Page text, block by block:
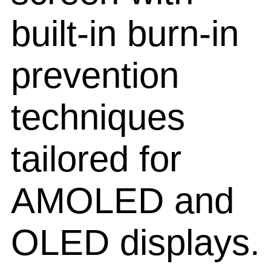
built-in burn-in
prevention
techniques
tailored for
AMOLED and
OLED displays.